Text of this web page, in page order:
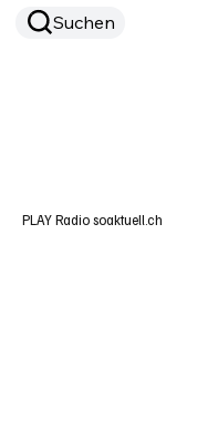
Suchen
PLAY Radio soaktuell.ch